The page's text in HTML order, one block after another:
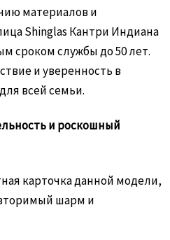
материалов и
Shinglas Кантри Индиана
сроком службы до 50 лет.
и уверенность в
всей семьи.
и роскошный
карточка данной модели,
шарм и